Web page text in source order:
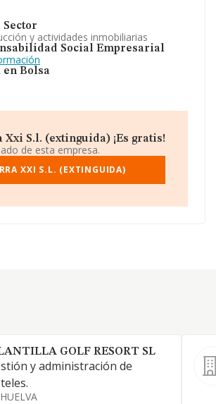
Sector
y actividades inmobiliarias
Social Empresarial
en Bolsa
S.l. (extinguida) ¡Es gratis!
de esta empresa.
XXI S.L. (EXTINGUIDA)
GOLF RESORT SL
y administración de
HUELVA